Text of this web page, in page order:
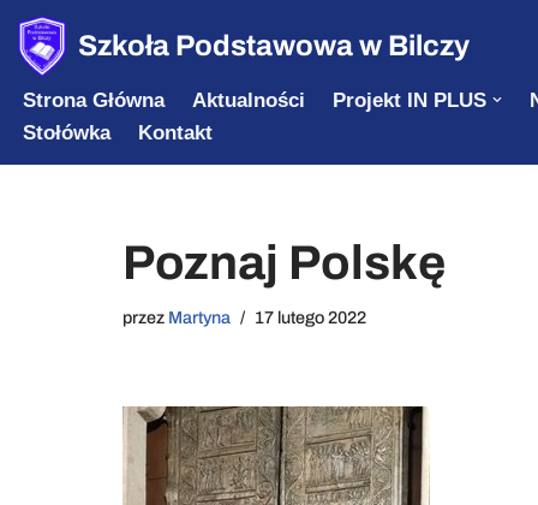
Przejdź
do
treści
Szkoła Podstawowa w Bilczy
Strona Główna Aktualności Projekt IN PLUS
Stołówka
Kontakt
Poznaj Polskę
przez Martyna 17 lutego 2022